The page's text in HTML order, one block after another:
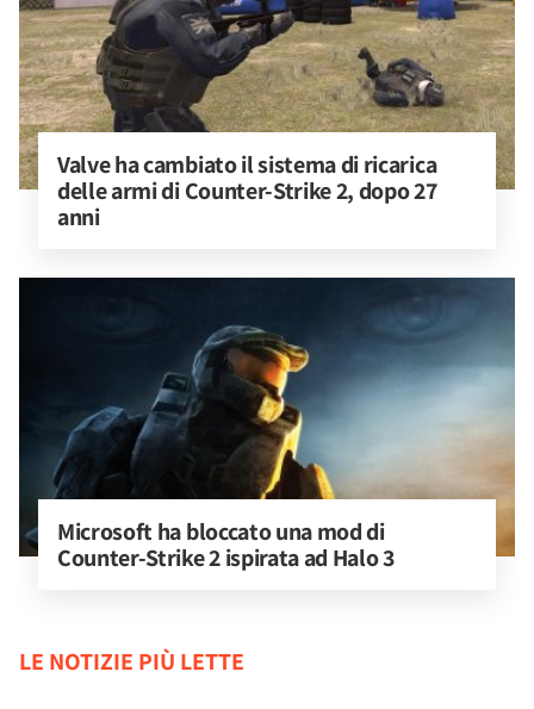
Valve ha cambiato il sistema di ricarica
delle armi di Counter-Strike 2, dopo 27
anni
Microsoft ha bloccato una mod di
Counter-Strike 2 ispirata ad Halo 3
LE NOTIZIE PIÙ LETTE